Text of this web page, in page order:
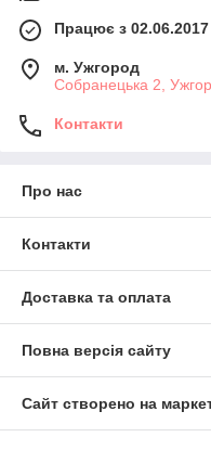
Працює з 02.06.2017
м. Ужгород
Собранецька 2,
Контакти
Про нас
Контакти
Доставка та оплата
Повна версія сайту
Сайт створено на